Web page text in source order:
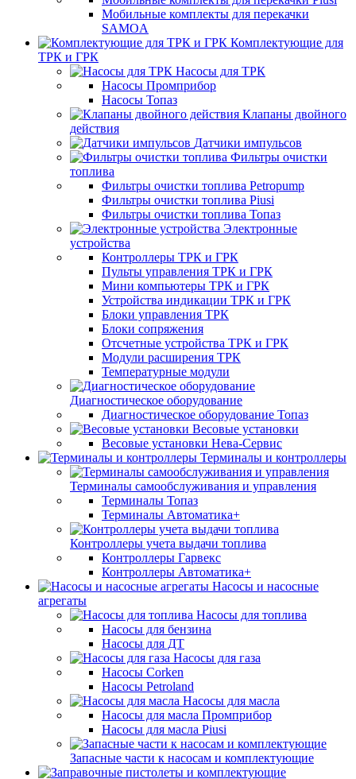
Мобильные комплекты для перекачки
SAMOA
Комплектующие для
ТРК и ГРК
Насосы для ТРК
Насосы Промприбор
Насосы Топаз
Клапаны двойного
действия
Датчики импульсов
Фильтры очистки
топлива
Фильтры очистки топлива Petropump
Фильтры очистки топлива Piusi
Фильтры очистки топлива Топаз
Электронные
устройства
Контроллеры ТРК и ГРК
Пульты управления ТРК и ГРК
Мини компьютеры ТРК и ГРК
Устройства индикации ТРК и ГРК
Блоки управления ТРК
Блоки сопряжения
Отсчетные устройства ТРК и ГРК
Модули расширения ТРК
Температурные модули
Диагностическое оборудование
Диагностическое оборудование Топаз
Весовые установки
Весовые установки Нева-Сервис
Терминалы и контроллеры
Терминалы самообслуживания и управления
Терминалы Топаз
Терминалы Автоматика+
Контроллеры учета выдачи топлива
Контроллеры Гарвекс
Контроллеры Автоматика+
Насосы и насосные
агрегаты
Насосы для топлива
Насосы для бензина
Насосы для ДТ
Насосы для газа
Насосы Corken
Насосы Petroland
Насосы для масла
Насосы для масла Промприбор
Насосы для масла Piusi
Запасные части к насосам и комплектующие